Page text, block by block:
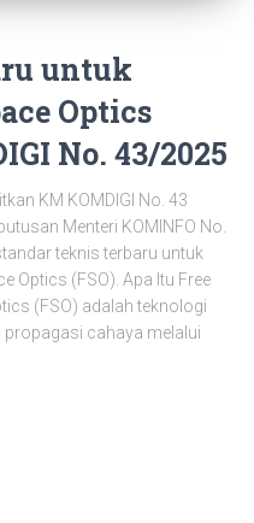
untuk
Optics
No. 43/2025
KM KOMDIGI No. 43
Menteri KOMINFO No.
teknis terbaru untuk
Optics (FSO). Apa Itu Free
(FSO) adalah teknologi
cahaya melalui